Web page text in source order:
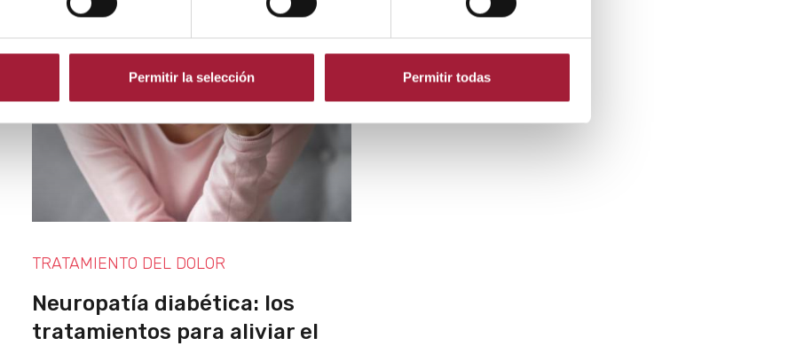
Permitir la selección Permitir todas
TRATAMIENTO DEL DOLOR
Neuropatía diabética: los
tratamientos para aliviar el